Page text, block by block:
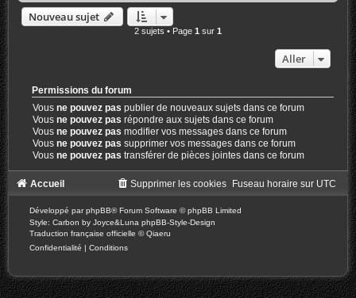
Nouveau sujet
2 sujets • Page 1 sur 1
Aller
Permissions du forum
Vousne pouvez pas publier de nouveaux sujets dans ce forum
Vousne pouvez pas répondre aux sujets dans ce forum
Vousne pouvez pas modifier vos messages dans ce forum
Vousne pouvez pas supprimer vos messages dans ce forum
Vousne pouvez pas transférer de pièces jointes dans ce forum
Accueil Fuseau horaire sur UTC
Supprimer les cookies
Développé parphpBB® Forum Software © phpBB Limited
Style: Carbon by Joyce&Luna phpBB-Style-Design
Traduction française officielle ©Qiaeru
Confidentialité | Conditions